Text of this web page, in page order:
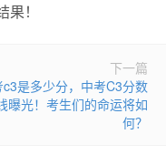
！
下一篇
c3是多少分，中考C3分数
曝光！考生们的命运将如
何？